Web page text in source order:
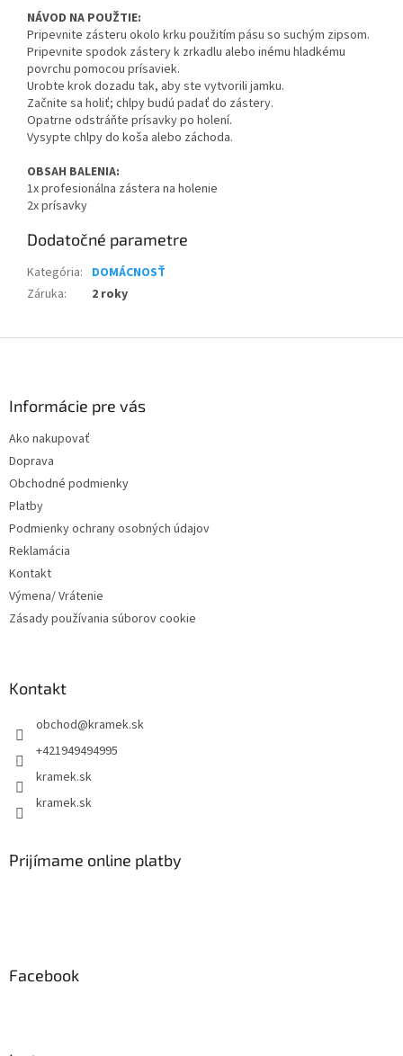
NÁVOD NA POUŽTIE:
Pripevnite zásteru okolo krku použitím pásu so suchým zipsom.
Pripevnite spodok zástery k zrkadlu alebo inému hladkému
povrchu pomocou prísaviek.
Urobte krok dozadu tak, aby ste vytvorili jamku.
Začnite sa holiť; chlpy budú padať do zástery.
Opatrne odstráňte prísavky po holení.
Vysypte chlpy do koša alebo záchoda.
OBSAH BALENIA:
1x profesionálna zástera na holenie
2x prísavky
Dodatočné parametre
Kategória: DOMÁCNOSŤ
Záruka: 2 roky
Informácie pre vás
Ako nakupovať
Doprava
Obchodné podmienky
Platby
Podmienky ochrany osobných údajov
Reklamácia
Kontakt
Výmena/ Vrátenie
Zásady používania súborov cookie
Kontakt
obchod@kramek.sk
+421949494995
kramek.sk
kramek.sk
Prijímame online platby
Facebook